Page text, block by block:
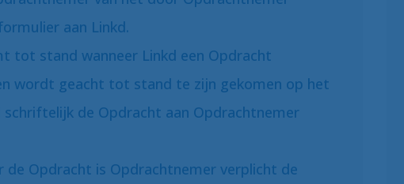
aan Linkd.
tot stand wanneer Linkd een Opdracht
wordt geacht tot stand te zijn gekomen op het
de Opdracht aan Opdrachtnemer
de Opdracht is Opdrachtnemer verplicht de